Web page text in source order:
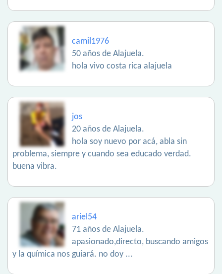
camil1976
50 años de Alajuela.
hola vivo costa rica alajuela
jos
20 años de Alajuela.
hola soy nuevo por acá, abla sin
problema, siempre y cuando sea educado verdad.
buena vibra.
ariel54
71 años de Alajuela.
apasionado,directo, buscando amigos
y la química nos guiará. no doy ...